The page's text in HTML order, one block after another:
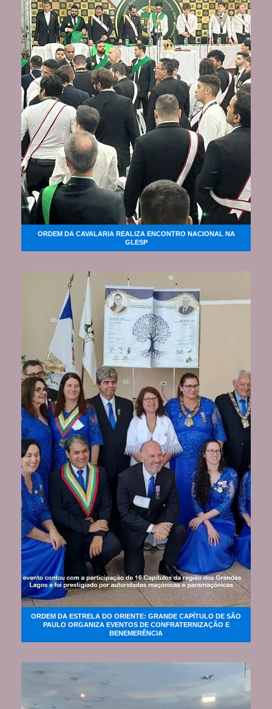
ORDEM DA CAVALARIA REALIZA ENCONTRO NACIONAL NA
GLESP
ORDEM DA ESTRELA DO ORIENTE: GRANDE CAPÍTULO DE SÃO
PAULO ORGANIZA EVENTOS DE CONFRATERNIZAÇÃO E
BENEMERÊNCIA